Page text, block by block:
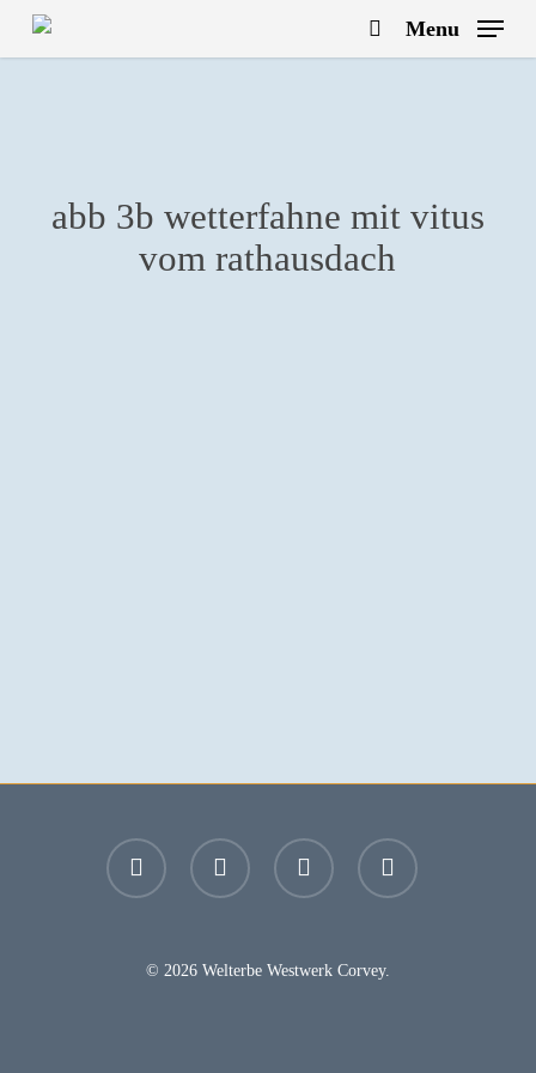
Skip
search
Menu
abb 3b wetterfahne mit vitus
vom rathausdach
facebook youtube instagram email
© 2026 Welterbe Westwerk Corvey.